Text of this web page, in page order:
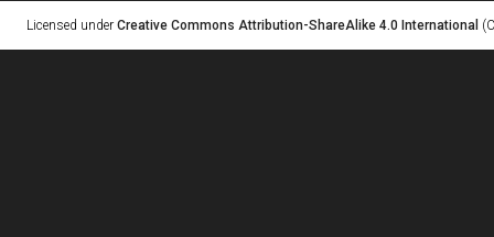
Licensed under Creative Commons Attribution-ShareAlike 4.0 International